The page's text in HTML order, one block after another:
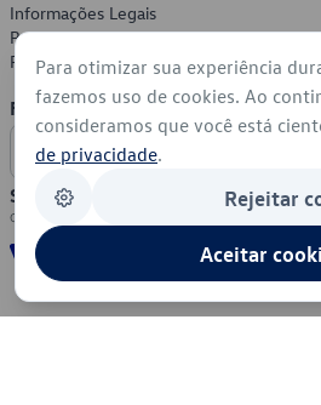
Informações Legais
Política de Privacidade
Política de Cookies
Formas de Pagamento
Segurança
Para otimizar sua experiência
fazemos uso de cookies. Ao
consideramos que você está
de privacidade.
Rejeitar
Aceitar